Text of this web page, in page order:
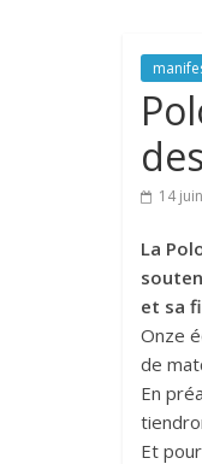
14
La
et sa
Onze
de
En
Et